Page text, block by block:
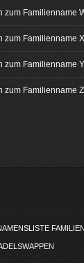
zum Familienname
zum Familienname
zum Familienname
zum Familienname